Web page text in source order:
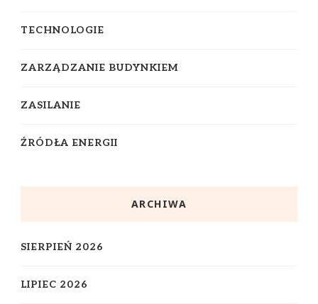
TECHNOLOGIE
ZARZĄDZANIE BUDYNKIEM
ZASILANIE
ŹRÓDŁA ENERGII
ARCHIWA
SIERPIEŃ 2026
LIPIEC 2026